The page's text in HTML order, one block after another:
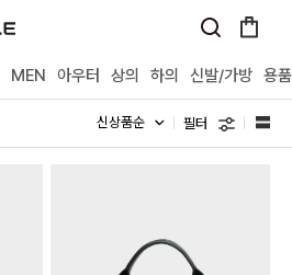
MEN 아우터 상의 하의 신발/가방 용품
필터